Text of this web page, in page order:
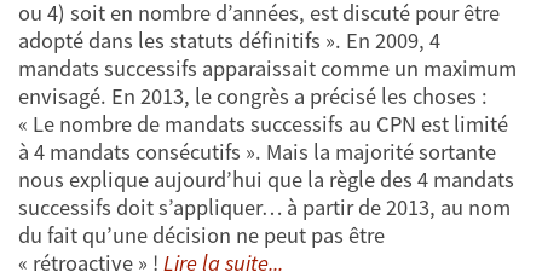
ou 4) soit en nombre d’années, est discuté pour être
adopté dans les statuts définitifs ». En 2009, 4
mandats successifs apparaissait comme un maximum
envisagé. En 2013, le congrès a précisé les choses :
« Le nombre de mandats successifs au CPN est limité
à 4 mandats consécutifs ». Mais la majorité sortante
nous explique aujourd’hui que la règle des 4 mandats
successifs doit s’appliquer… à partir de 2013, au nom
du fait qu’une décision ne peut pas être
« rétroactive » ! Lire la suite...